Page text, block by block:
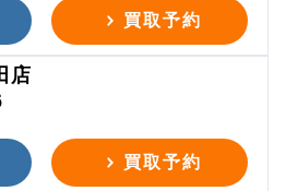
買取予約
店
買取予約